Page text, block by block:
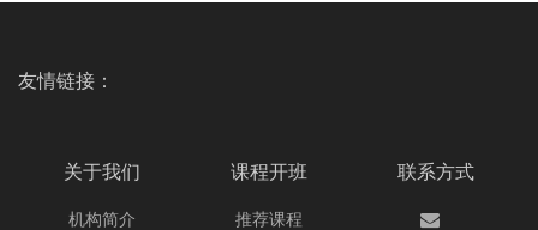
友情链接：
关于我们
机构简介
课程开班
推荐课程
联系方式